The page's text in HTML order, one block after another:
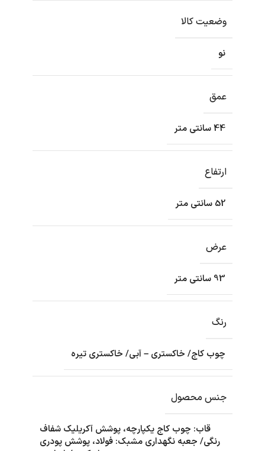
وضعیت کالا
نو
عمق
44 سانتی متر
ارتفاع
52 سانتی متر
عرض
93 سانتی متر
رنگ
چوب کاج/ خاکستری – آبی/ خاکستری تیره
جنس محصول
قاب: چوب کاج یکپارچه، پوشش آکریلیک شفاف
رنگی/ جعبه نگهداری مشبک: فولاد، پوشش پودری